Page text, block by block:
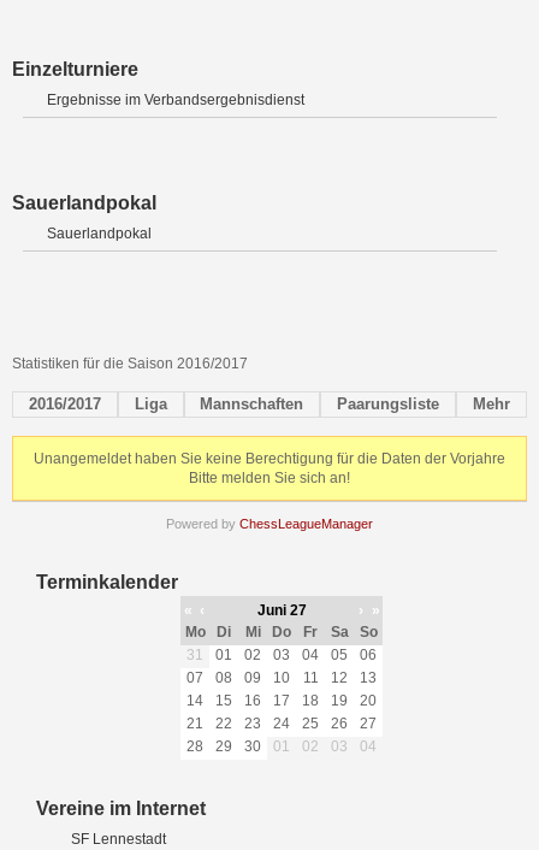
Einzelturniere
Ergebnisse im Verbandsergebnisdienst
Sauerlandpokal
Sauerlandpokal
Statistiken für die Saison 2016/2017
2016/2017 Liga Mannschaften Paarungsliste Mehr
Unangemeldet haben Sie keine Berechtigung für die Daten der Vorjahre
Bitte melden Sie sich an!
Powered by ChessLeagueManager
Terminkalender
« ‹ Juni 27 ›
»
Mo
Di Mi Do Fr Sa
So
31
01 02 03 04 05
06
07
08 09 10 11 12
13
14
15 16 17 18 19
20
21
22 23 24 25 26
27
28
29 30 01 02 03 04
Vereine im Internet
SF Lennestadt